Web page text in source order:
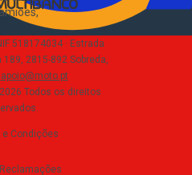
518174034 · Estrada
189, 2815-892 Sobreda,
apoio@moto.pt
2026 Todos os direitos
.
e Condições